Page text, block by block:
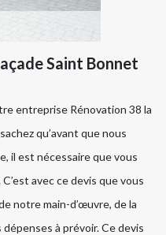
Saint Bonnet
entreprise Rénovation 38 la
qu’avant que nous
il est nécessaire que vous
avec ce devis que vous
notre main-d’œuvre, de la
à prévoir. Ce devis